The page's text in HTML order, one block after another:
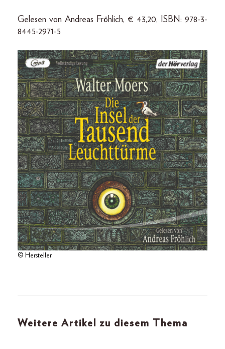
Gelesen von Andreas Fröhlich, € 43,20, ISBN: 978-3-
8445-2971-5
© Hersteller
Weitere Artikel zu diesem Thema